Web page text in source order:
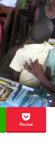
Pocket